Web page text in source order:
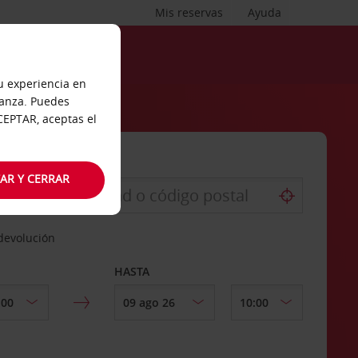
Ayuda
Mis reservas
HASTA
experiencia en
Puedes
aceptas el
Y CERRAR